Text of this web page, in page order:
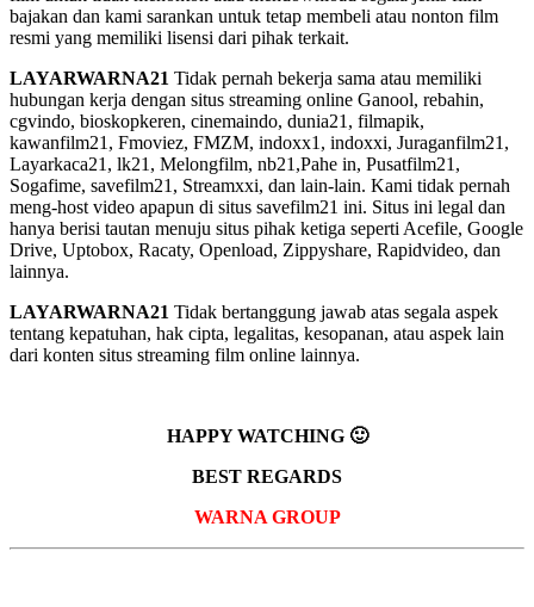
bajakan dan kami sarankan untuk tetap membeli atau nonton film
resmi yang memiliki lisensi dari pihak terkait.
LAYARWARNA21 Tidak pernah bekerja sama atau memiliki
hubungan kerja dengan situs streaming online Ganool, rebahin,
cgvindo, bioskopkeren, cinemaindo, dunia21, filmapik,
kawanfilm21, Fmoviez, FMZM, indoxx1, indoxxi, Juraganfilm21,
Layarkaca21, lk21, Melongfilm, nb21,Pahe in, Pusatfilm21,
Sogafime, savefilm21, Streamxxi, dan lain-lain. Kami tidak pernah
meng-host video apapun di situs savefilm21 ini. Situs ini legal dan
hanya berisi tautan menuju situs pihak ketiga seperti Acefile, Google
Drive, Uptobox, Racaty, Openload, Zippyshare, Rapidvideo, dan
lainnya.
LAYARWARNA21 Tidak bertanggung jawab atas segala aspek
tentang kepatuhan, hak cipta, legalitas, kesopanan, atau aspek lain
dari konten situs streaming film online lainnya.
HAPPY WATCHING 🙂
BEST REGARDS
WARNA GROUP